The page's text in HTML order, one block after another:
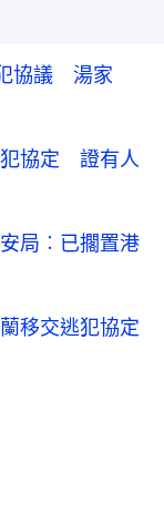
協議 湯家
犯協定 證有人
局︰已擱置港
移交逃犯協定